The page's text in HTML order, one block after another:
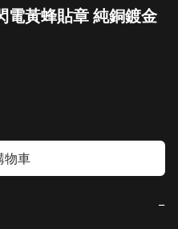
電黃蜂貼章 純銅鍍金
物車
−